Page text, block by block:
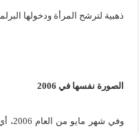
ذهبية لترشح المرأة ودخولها
الصورة نفسها في 2006
وفي